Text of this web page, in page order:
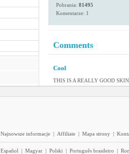
Pobrania: 81495
Komentarze: 1
Comments
Cool
THIS IS A REALLY GOOD
Najnowsze informacje | Affiliate | Mapa strony |
Español | Magyar | Polski | Português brasileiro |